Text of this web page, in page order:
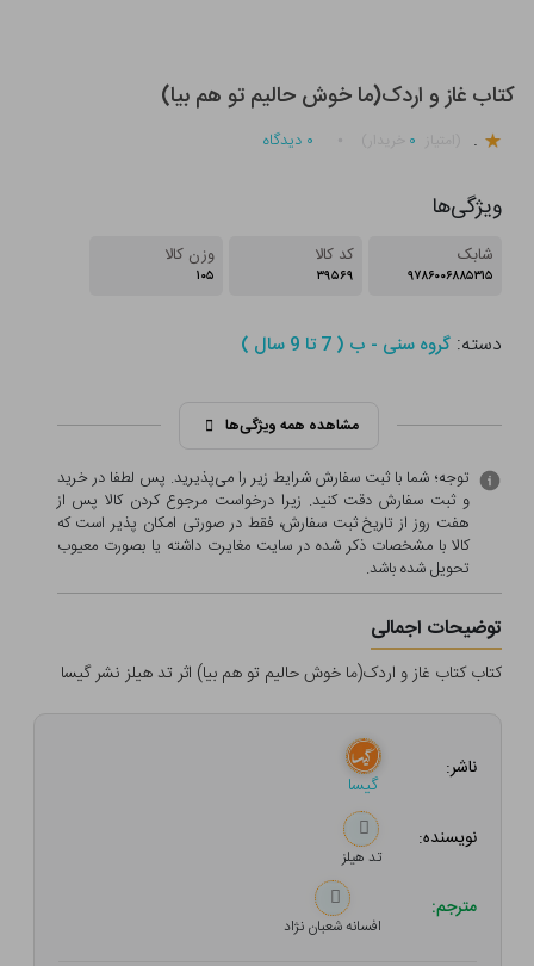
کتاب غاز و اردک(ما خوش حالیم تو هم بیا)
. ۰ ۰ دیدگاه
ویژگی‌ها
شابک
۹۷۸۶۰۰۶۸۸۵۳۱۵
کد کالا
۳۹۵۶۹
وزن کالا
۱۰۵
دسته:گروه سنی - ب ( 7 تا 9 سال )
مشاهده همه ویژگی‌ها
توجه؛ شما با ثبت سفارش شرایط زیر را می‌پذیرید. پس لطفا در خرید
و ثبت سفارش دقت کنید. زیرا درخواست مرجوع کردن کالا پس از
هفت روز از تاریخ ثبت سفارش، فقط در صورتی امکان پذیر است که
کالا با مشخصات ذکر شده در سایت مغایرت داشته یا بصورت معيوب
تحویل شده باشد.
توضیحات اجمالی
کتاب کتاب غاز و اردک(ما خوش حالیم تو هم بیا) اثر تد هیلز نشر گیسا
ناشر:
گیسا
نویسنده:
تد هیلز
مترجم:
افسانه شعبان نژاد